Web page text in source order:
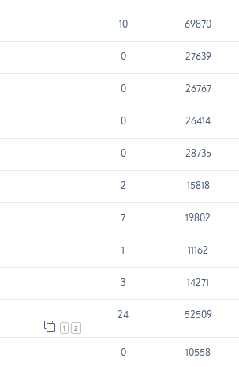
10 69870
0 27639
0 26767
0 26414
0 28735
2 15818
7 19802
1 11162
3 14271
1 2
24 52509
0 10558